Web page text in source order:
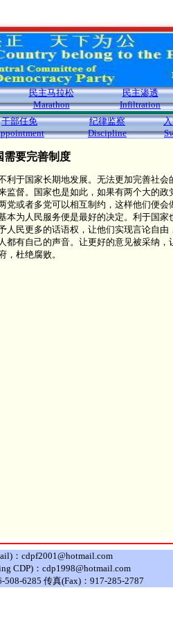
民主马拉松
Marathon
民主渗透
Infiltration
干部任免
纪律监察
Discipline
需要完善制度
于国家长期地发展。无法更加完善社会
督。国家也是如此，如果有两个大的
或者多党可以相互制约，这样他们便会
为人民服务便是最好的决定。利于国家
民更多的话语权，让他们实现言论自由
有自己的声音。让更好的意见被采纳
杜绝腐败。
：cdpf2001@hotmail.com
CDP)：cdp1998@hotmail.com
508-6285 传真(Fax)：917-285-2787